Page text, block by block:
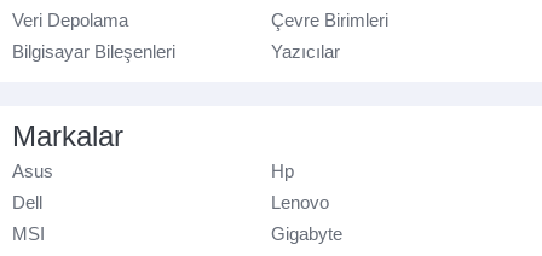
Veri Depolama
Çevre Birimleri
Bilgisayar Bileşenleri
Yazıcılar
Markalar
Asus
Hp
Dell
Lenovo
MSI
Gigabyte